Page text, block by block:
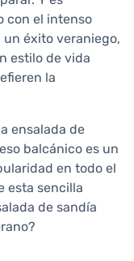
con el intenso
éxito veraniego,
estilo de vida
la
ensalada de
balcánico es un
en todo el
esta sencilla
de sandía